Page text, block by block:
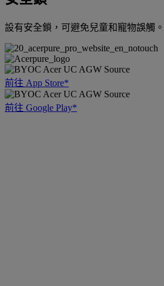
設有安全鎖，可避免兒童和寵物誤觸。
前往 App Store*
前往 Google Play*